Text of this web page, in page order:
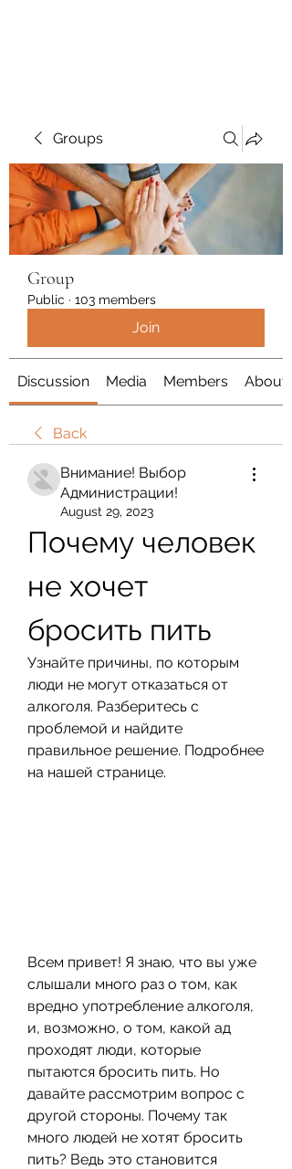
Groups
Group
Public · 103 members
Join
Discussion Media Members About
Back
Внимание! Выбор
Администрации!
August 29, 2023
Почему человек
не хочет
бросить пить
Узнайте причины, по которым
люди не могут отказаться от
алкоголя. Разберитесь с
проблемой и найдите
правильное решение. Подробнее
на нашей странице.
Всем привет! Я знаю, что вы уже
слышали много раз о том, как
вредно употребление алкоголя,
и, возможно, о том, какой ад
проходят люди, которые
пытаются бросить пить. Но
давайте рассмотрим вопрос с
другой стороны. Почему так
много людей не хотят бросить
пить? Ведь это становится